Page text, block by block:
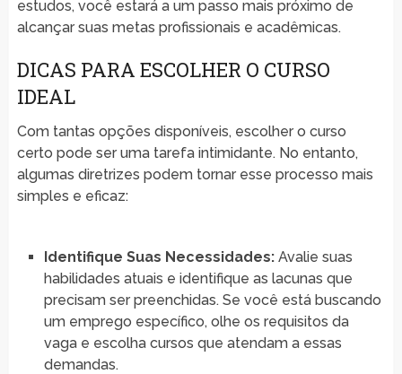
estudos, você estará a um passo mais próximo de
alcançar suas metas profissionais e acadêmicas.
DICAS PARA ESCOLHER O CURSO
IDEAL
Com tantas opções disponíveis, escolher o curso
certo pode ser uma tarefa intimidante. No entanto,
algumas diretrizes podem tornar esse processo mais
simples e eficaz:
Identifique Suas Necessidades:Avalie suas
habilidades atuais e identifique as lacunas que
precisam ser preenchidas. Se você está buscando
um emprego específico, olhe os requisitos da
vaga e escolha cursos que atendam a essas
demandas.